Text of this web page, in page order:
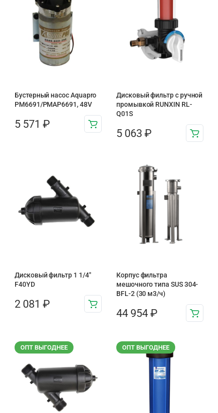
Бустерный насос Aquapro
PM6691/PMAP6691, 48V
5 571 ₽
Дисковый фильтр с ручной
промывкой RUNXIN RL-
Q01S
5 063 ₽
Дисковый фильтр 1 1/4″
F40YD
2 081 ₽
Корпус фильтра
мешочного типа SUS 304-
BFL-2 (30 м3/ч)
44 954 ₽
ОПТ ВЫГОДНЕЕ ОПТ ВЫГОДНЕЕ